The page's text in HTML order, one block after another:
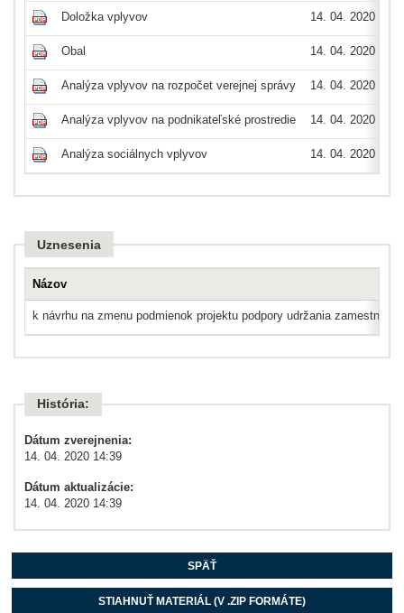
Doložka vplyvov 14. 04. 2020
Obal 14. 04. 2020
Analýza vplyvov na rozpočet verejnej správy 14. 04. 2020
Analýza vplyvov na podnikateľské prostredie 14. 04. 2020
Analýza sociálnych vplyvov 14. 04. 2020
Uznesenia
Názov
k návrhu na zmenu podmienok projektu podpory udržania
História:
Dátum zverejnenia:
14. 04. 2020 14:39
Dátum aktualizácie:
14. 04. 2020 14:39
SPÄŤ
STIAHNUŤ MATERIÁL (V .ZIP FORMÁTE)